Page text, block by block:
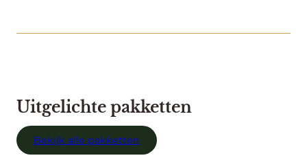
Uitgelichte pakketten
Bekijk alle pakketten